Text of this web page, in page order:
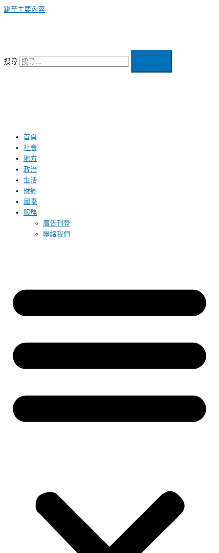
跳至主要內容
搜尋
首頁
社會
地方
政治
生活
財經
國際
服務
廣告刊登
聯絡我們